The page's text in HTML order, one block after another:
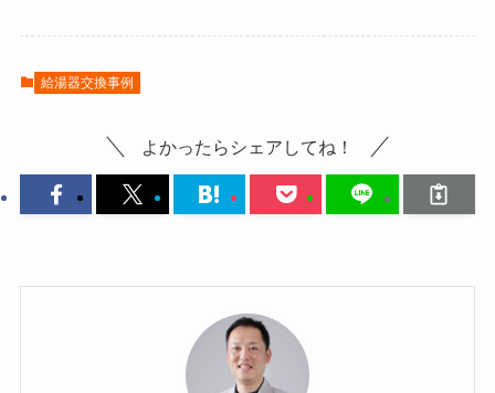
給湯器交換事例
よかったらシェアしてね！